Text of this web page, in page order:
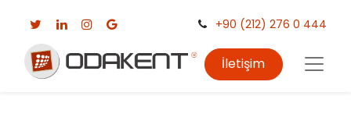
+90 (212) 276 0 444
İletişim